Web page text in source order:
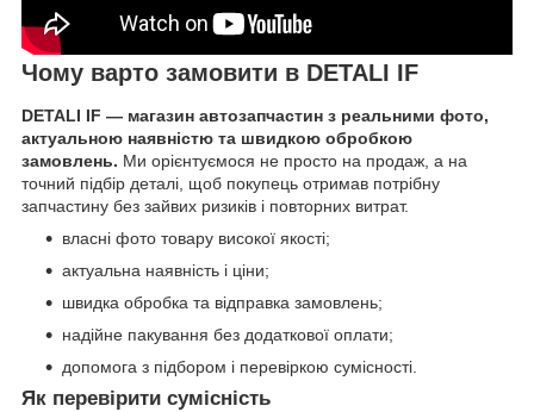
Чому варто замовити в DETALI IF
DETALI IF — магазин автозапчастин з реальними фото,
актуальною наявністю та швидкою обробкою
замовлень. Ми орієнтуємося не просто на продаж, а на
точний підбір деталі, щоб покупець отримав потрібну
запчастину без зайвих ризиків і повторних витрат.
власні фото товару високої якості;
актуальна наявність і ціни;
швидка обробка та відправка замовлень;
надійне пакування без додаткової оплати;
допомога з підбором і перевіркою сумісності.
Як перевірити сумісність